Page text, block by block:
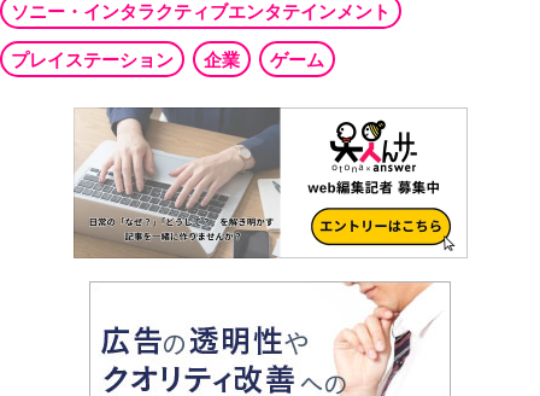
ソニー・インタラクティブエンタテインメント
プレイステーション 企業 ゲーム